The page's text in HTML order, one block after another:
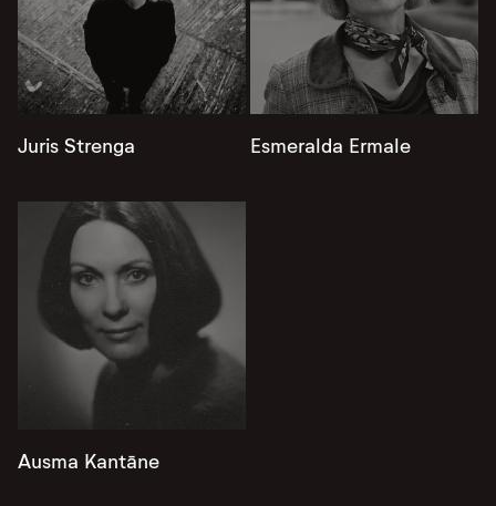
Juris Strenga Esmeralda Ermale
Ausma Kantāne